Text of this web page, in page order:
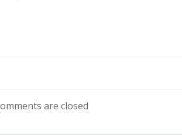
are closed